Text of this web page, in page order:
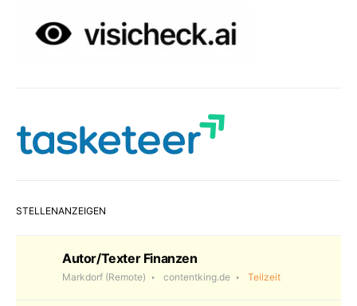
STELLENANZEIGEN
Autor/Texter Finanzen
Markdorf (Remote) contentking.de Teilzeit